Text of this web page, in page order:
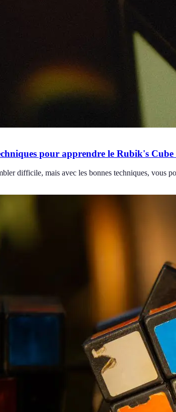
pour apprendre le Rubik's Cube
difficile, mais avec les bonnes techniques, vous